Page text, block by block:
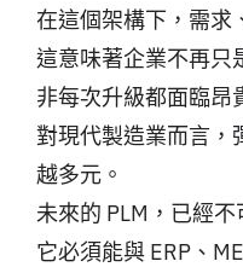
在這個架構下，需求
這意味著企業不再只
非每次升級都面臨昂
對現代製造業而言，
越多元。
未來的 PLM，已經
它必須能與 ERP、